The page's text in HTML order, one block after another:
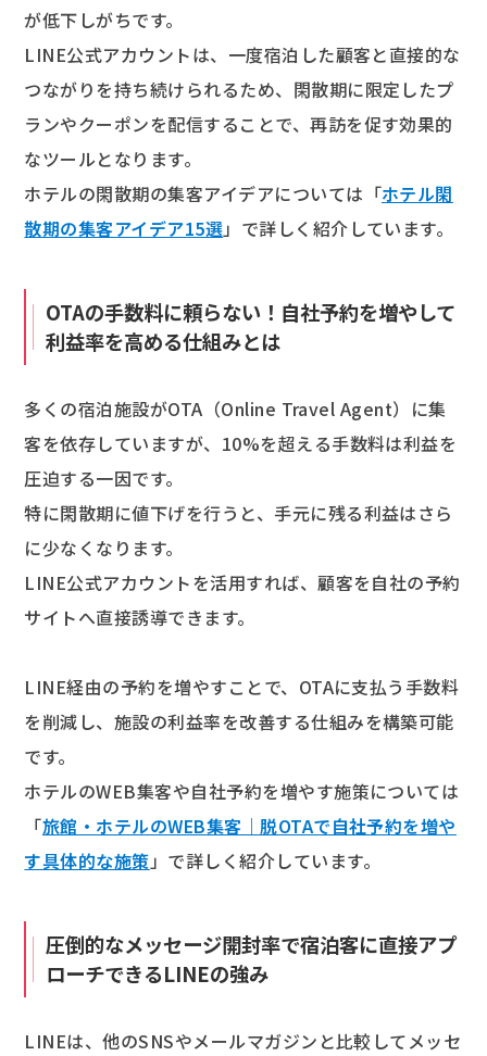
が低下しがちです。
LINE公式アカウントは、一度宿泊した顧客と直接的な
つながりを持ち続けられるため、閑散期に限定したプ
ランやクーポンを配信することで、再訪を促す効果的
なツールとなります。
ホテルの閑散期の集客アイデアについては「ホテル閑
散期の集客アイデア15選」で詳しく紹介しています。
OTAの手数料に頼らない！自社予約を増やして
利益率を高める仕組みとは
多くの宿泊施設がOTA（Online Travel Agent）に集
客を依存していますが、10%を超える手数料は利益を
圧迫する一因です。
特に閑散期に値下げを行うと、手元に残る利益はさら
に少なくなります。
LINE公式アカウントを活用すれば、顧客を自社の予約
サイトへ直接誘導できます。
LINE経由の予約を増やすことで、OTAに支払う手数料
を削減し、施設の利益率を改善する仕組みを構築可能
です。
ホテルのWEB集客や自社予約を増やす施策については
「旅館・ホテルのWEB集客｜脱OTAで自社予約を増や
す具体的な施策」で詳しく紹介しています。
圧倒的なメッセージ開封率で宿泊客に直接アプ
ローチできるLINEの強み
LINEは、他のSNSやメールマガジンと比較してメッセ